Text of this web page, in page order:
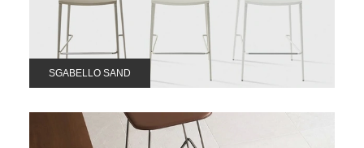
SGABELLO SAND